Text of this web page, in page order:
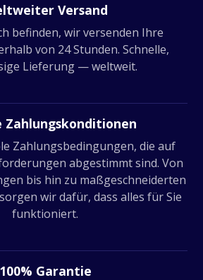
Versand
befinden, wir versenden Ihre
von 24 Stunden. Schnelle,
Lieferung — weltweit.
Zahlungskonditionen
Zahlungsbedingungen, die auf
abgestimmt sind. Von
bis hin zu maßgeschneiderten
wir dafür, dass alles für Sie
funktioniert.
100% Garantie